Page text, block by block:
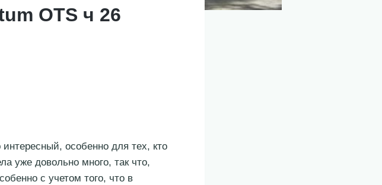
OTS ч 26
особенно для тех, кто
уже довольно много, так что,
с учетом того, что в